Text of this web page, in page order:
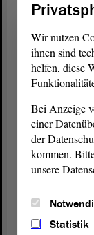
Wir nutzen
ihnen sind
helfen, diese
Bei Anzeige
einer
der
kommen.
unsere
Statistik